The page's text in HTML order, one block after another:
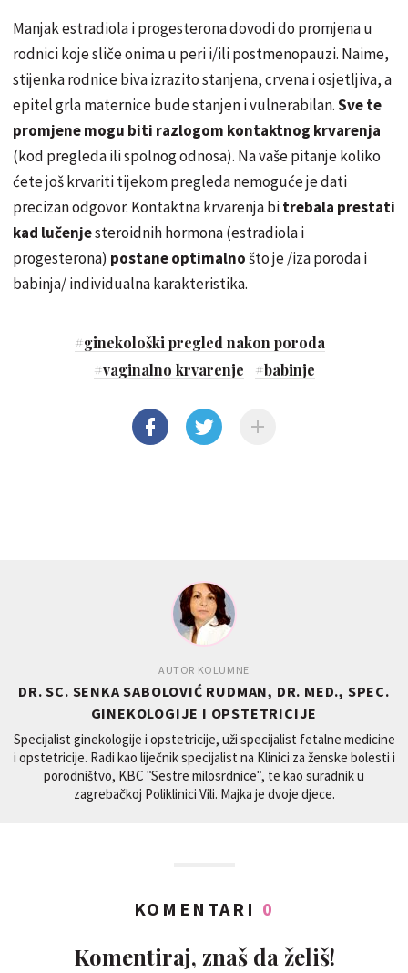
Manjak estradiola i progesterona dovodi do promjena u
rodnici koje sliče onima u peri i/ili postmenopauzi. Naime,
stijenka rodnice biva izrazito stanjena, crvena i osjetljiva, a
epitel grla maternice bude stanjen i vulnerabilan.Sve te
promjene mogu biti razlogom kontaktnog krvarenja
(kod pregleda ili spolnog odnosa). Na vaše pitanje koliko
ćete još krvariti tijekom pregleda nemoguće je dati
precizan odgovor. Kontaktna krvarenja bitrebala prestati
kad lučenjesteroidnih hormona (estradiola i
progesterona) postane optimalnošto je /iza poroda i
babinja/ individualna karakteristika.
#ginekološki pregled nakon poroda
#vaginalno krvarenje #babinje
AUTOR KOLUMNE
DR. SC. SENKA SABOLOVIĆ RUDMAN, DR. MED., SPEC.
GINEKOLOGIJE I OPSTETRICIJE
Specijalist ginekologije i opstetricije, uži specijalist fetalne medicine
i opstetricije. Radi kao liječnik specijalist na Klinici za ženske bolesti i
porodništvo, KBC ʺSestre milosrdniceʺ, te kao suradnik u
zagrebačkoj Poliklinici Vili. Majka je dvoje djece.
KOMENTARI 0
Komentiraj, znaš da želiš!